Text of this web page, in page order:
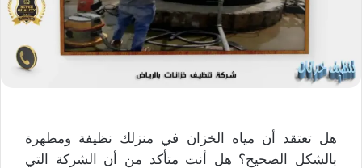
هل تعتقد أن مياه الخزان في منزلك نظيفة ومطهرة
بالشكل الصحيح؟ هل أنت متأكد من أن الشركة التي